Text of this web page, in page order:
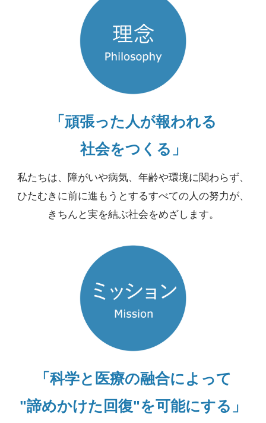
「頑張った人が報われる
社会をつくる」
私たちは、障がいや病気、年齢や環境に関わらず、
ひたむきに前に進もうとするすべての人の努力が、
きちんと実を結ぶ社会をめざします。
「科学と医療の融合によって
"諦めかけた回復"を可能にする」